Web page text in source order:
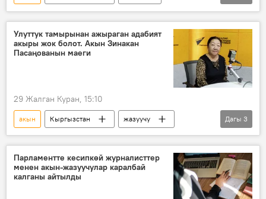
Гүлзада Станалиева
адабият
Улуттук тамырынан ажыраган адабият
акыры жок болот. Акын Зинакан
Пасаңованын маеги
29 Жалган Куран, 15:10
акын Кыргызстан
жазуучу
чыгарма
проза поэзия
Дагы 3
Парламентте кесипкөй журналисттер
менен акын-жазуучулар каралбай
калганы айтылды